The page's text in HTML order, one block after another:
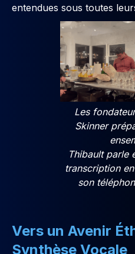
entendues sous toutes
Les
Skinner
Thibault parle
transcription
son
Vers un Avenir
Synthèse Vocale